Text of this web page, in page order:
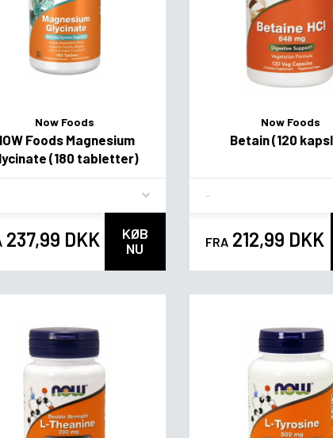
Now Foods
Foods Magnesium
(180 tabletter)
237,99 DKK
KØB
NU
Now Foods
Betain (120
FRA212,99 DKK